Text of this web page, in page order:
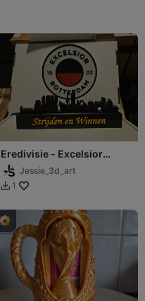
Eredivisie - Excelsior
display strijden en winnen
Jessie_3d_art
 1